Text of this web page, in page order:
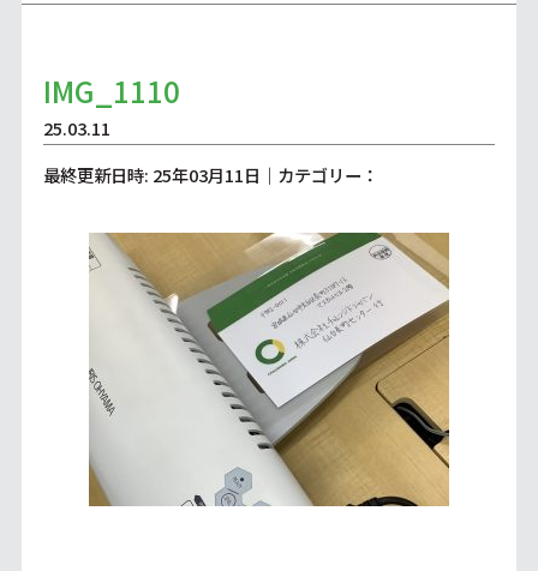
IMG_1110
25.03.11
最終更新日時: 25年03月11日｜カテゴリー：